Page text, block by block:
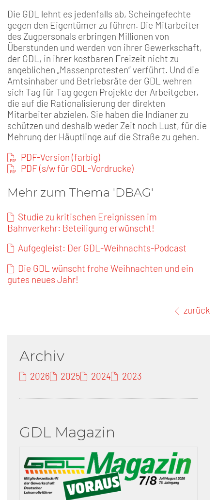
Die GDL lehnt es jedenfalls ab, Scheingefechte
gegen den Eigentümer zu führen. Die Mitarbeiter
des Zugpersonals erbringen Millionen von
Überstunden und werden von ihrer Gewerkschaft,
der GDL, in ihrer kostbaren Freizeit nicht zu
angeblichen „Massenprotesten“ verführt. Und die
Amtsinhaber und Betriebsräte der GDL wehren
sich Tag für Tag gegen Projekte der Arbeitgeber,
die auf die Rationalisierung der direkten
Mitarbeiter abzielen. Sie haben die Indianer zu
schützen und deshalb weder Zeit noch Lust, für die
Mehrung der Häuptlinge auf die Straße zu gehen.
PDF-Version (farbig)
PDF (s/w für GDL-Vordrucke)
Mehr zum Thema 'DBAG'
Studie zu kritischen Ereignissen im
Bahnverkehr: Beteiligung erwünscht!
Aufgegleist: Der GDL-Weihnachts-Podcast
Die GDL wünscht frohe Weihnachten und ein
gutes neues Jahr!
zurück
Archiv
2026 2025 2024 2023
GDL Magazin